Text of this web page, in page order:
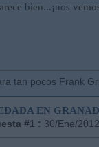
bien...¡nos
tan pocos Frank
EN
#1 : 30/Ene/